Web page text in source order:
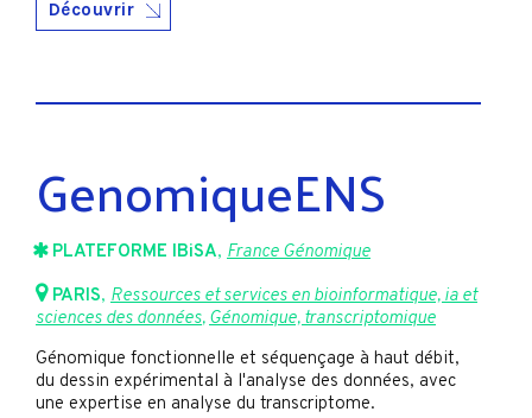
Découvrir
GenomiqueENS
PLATEFORME IBiSA, France Génomique
PARIS, Ressources et services en bioinformatique, ia et
sciences des données,Génomique, transcriptomique
Génomique fonctionnelle et séquençage à haut débit,
du dessin expérimental à l'analyse des données, avec
une expertise en analyse du transcriptome.